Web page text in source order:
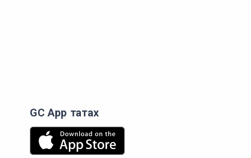
GC App татах